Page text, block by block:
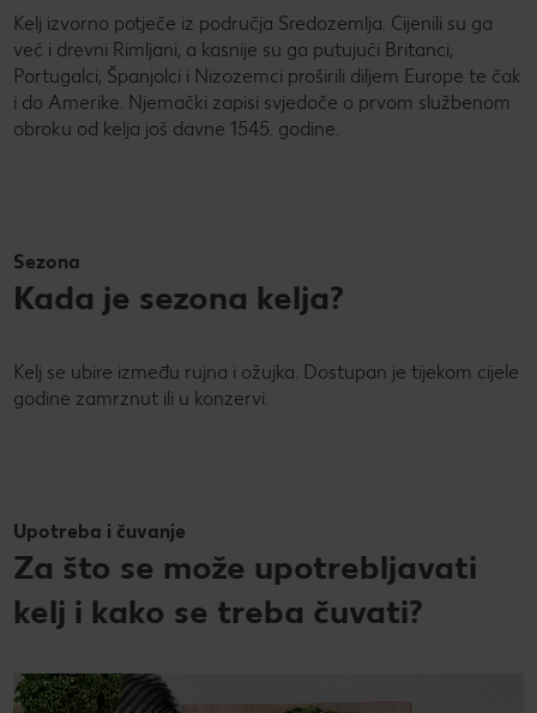
Kelj izvorno potječe iz područja Sredozemlja. Cijenili su ga
već i drevni Rimljani, a kasnije su ga putujući Britanci,
Portugalci, Španjolci i Nizozemci proširili diljem Europe te čak
i do Amerike. Njemački zapisi svjedoče o prvom službenom
obroku od kelja još davne 1545. godine.
Sezona
Kada je sezona kelja?
Kelj se ubire između rujna i ožujka. Dostupan je tijekom cijele
godine zamrznut ili u konzervi.
Upotreba i čuvanje
Za što se može upotrebljavati
kelj i kako se treba čuvati?